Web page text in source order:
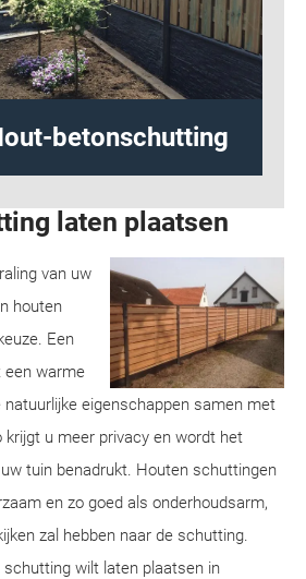
betonschutting
laten plaatsen
van uw
houten
Een
een warme
eigenschappen samen met
u meer privacy en wordt het
tuin benadrukt. Houten schuttingen
en zo goed als onderhoudsarm,
zal hebben naar de schutting.
schutting wilt laten plaatsen in